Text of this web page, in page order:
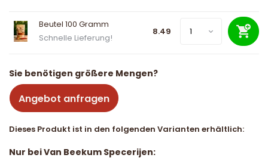
Beutel 100 Gramm
Schnelle Lieferung!
8.49
Sie benötigen größere Mengen?
Angebot anfragen
Dieses Produkt ist in den folgenden Varianten erhältlich:
Nur bei Van Beekum Specerijen: